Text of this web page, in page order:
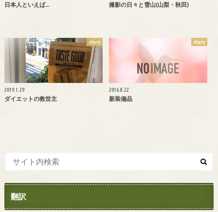
日本人といえば… 撮影の日々と雪山(山梨・秋田)
diary
2019.1.29
ダイエットの救世主
diary
2016.8.22
新装備品
翻訳